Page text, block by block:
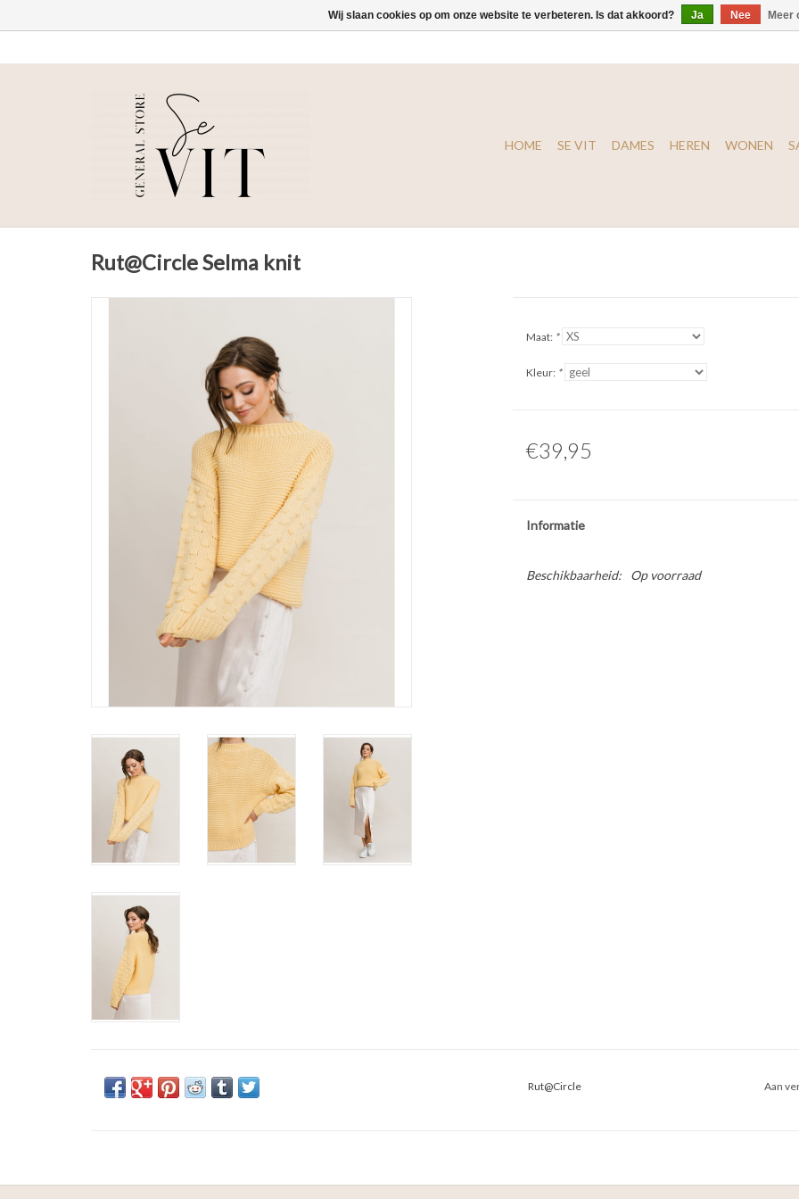
HOME SE VIT DAMES HEREN WONEN
Rut@Circle Selma knit
Maat: *
Kleur: *
€39,95
Informatie
Beschikbaarheid: Op voorraad
Rut@Circle Aan
Wij slaan cookies op om onze website te verbeteren. Is dat akkoord? Ja Nee Meer